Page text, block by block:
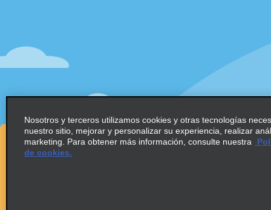
Ver/Modificar/Cancelar Ofertas
Registro Rápido
Alquiler de autos solo de ida
Alamo
Iniciar
socios
globales
Nosotros y terceros utilizamos cookies y otras tecnologías
nuestro sitio, mejorar y personalizar su experiencia, realizar
marketing. Para obtener más información, consulte nuestra
de cookies.